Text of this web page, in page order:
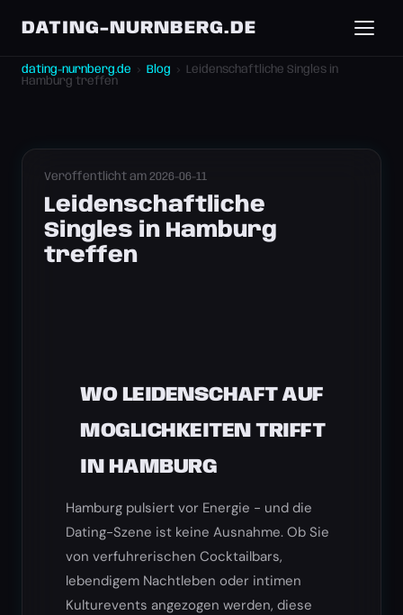
DATING-NURNBERG.DE
dating-nurnberg.de › Blog ›
Leidenschaftliche Singles in
Hamburg treffen
Veröffentlicht am 2026-06-11
Leidenschaftliche
Singles in Hamburg
treffen
WO LEIDENSCHAFT AUF
MOGLICHKEITEN TRIFFT
IN HAMBURG
Hamburg pulsiert vor Energie - und die
Dating-Szene ist keine Ausnahme. Ob Sie
von verfuhrerischen Cocktailbars,
lebendigem Nachtleben oder intimen
Kulturevents angezogen werden, diese